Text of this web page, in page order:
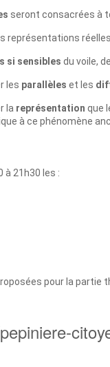
seront consacrées à
représentations
si sensibles du voile,
les parallèles et les
la représentation que
à ce phénomène
à 21h30 les :
pour la partie